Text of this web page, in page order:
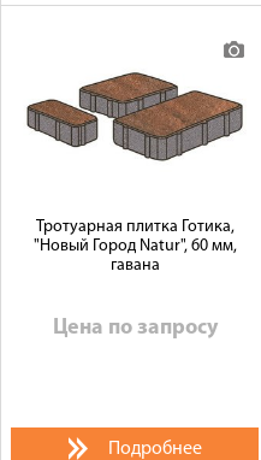
Тротуарная плитка Готика,
"Новый Город Natur", 60 мм,
гавана
Цена по запросу
Подробнее